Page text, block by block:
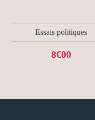
Essais politiques
8€00